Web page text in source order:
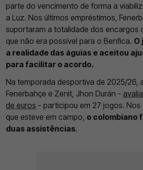
parte do vencimento de forma a
a Luz. Nos últimos empréstimos,
suportaram a totalidade dos encargos
que não era possível para o Benfica. O
a realidade das águias e aceitou
para facilitar o acordo.
Na temporada desportiva de 2025/26,
Fenerbahçe e Zenit, Jhon Durán -
de euros - participou em 27 jogos. Nos
que esteve em campo, o colombiano
duas assistências.